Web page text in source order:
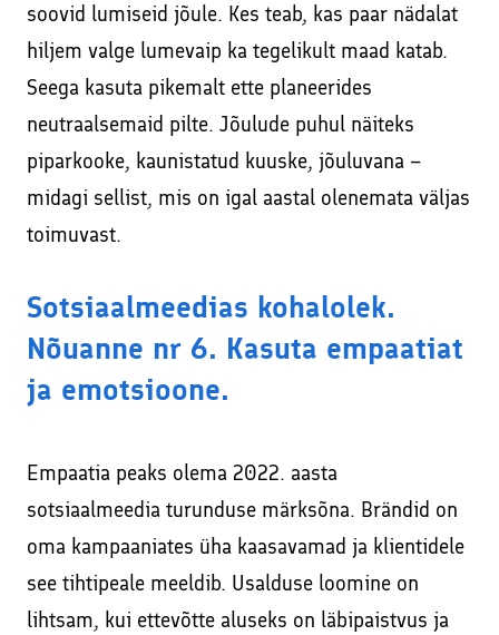
soovid lumiseid jõule. Kes teab, kas paar nädalat
hiljem valge lumevaip ka tegelikult maad katab.
Seega kasuta pikemalt ette planeerides
neutraalsemaid pilte. Jõulude puhul näiteks
piparkooke, kaunistatud kuuske, jõuluvana –
midagi sellist, mis on igal aastal olenemata väljas
toimuvast.
Sotsiaalmeedias kohalolek.
Nõuanne nr 6. Kasuta empaatiat
ja emotsioone.
Empaatia peaks olema 2022. aasta
sotsiaalmeedia turunduse märksõna. Brändid on
oma kampaaniates üha kaasavamad ja klientidele
see tihtipeale meeldib. Usalduse loomine on
lihtsam, kui ettevõtte aluseks on läbipaistvus ja